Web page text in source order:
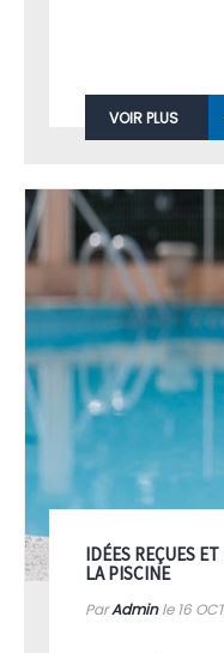
VOIR PLUS
IDÉES REÇUES
LA PISCINE
ParAdminle 16